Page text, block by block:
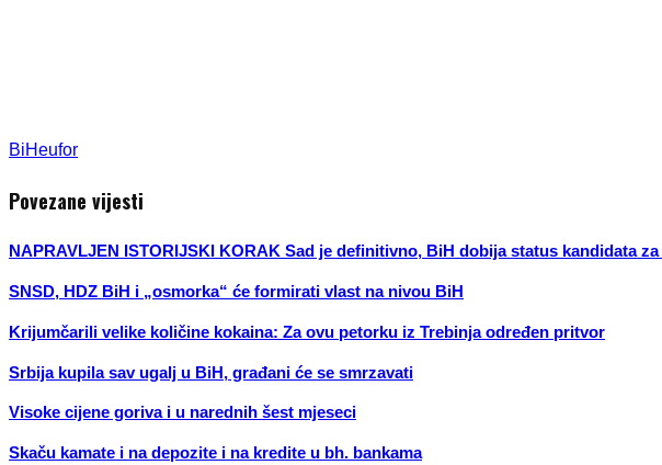
BiHeufor
Povezane vijesti
NAPRAVLJEN ISTORIJSKI KORAK Sad je definitivno, BiH dobija status kandidata za
SNSD, HDZ BiH i „osmorka“ će formirati vlast na nivou BiH
Krijumčarili velike količine kokaina: Za ovu petorku iz Trebinja određen pritvor
Srbija kupila sav ugalj u BiH, građani će se smrzavati
Visoke cijene goriva i u narednih šest mjeseci
Skaču kamate i na depozite i na kredite u bh. bankama